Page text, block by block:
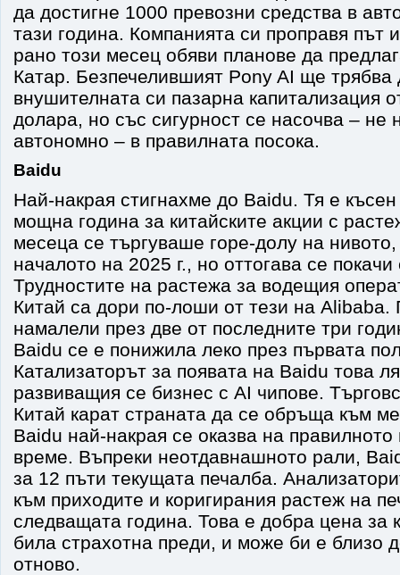
да достигне 1000 превозни средства в
тази година. Компанията си проправя път
рано този месец обяви планове да
Катар. Безпечелившият Pony AI ще трябва
внушителната си пазарна капитализация
долара, но със сигурност се насочва – не
автономно – в правилната посока.
Baidu
Най-накрая стигнахме до Baidu. Тя е късен
мощна година за китайските акции с
месеца се търгуваше горе-долу на
началото на 2025 г., но оттогава се
Трудностите на растежа за водещия
Китай са дори по-лоши от тези на Alibaba.
намалели през две от последните три
Baidu се е понижила леко през първата
Катализаторът за появата на Baidu това
развиващия се бизнес с AI чипове.
Китай карат страната да се обръща към
Baidu най-накрая се оказва на правилното
време. Въпреки неотдавнашното рали,
за 12 пъти текущата печалба.
към приходите и коригирания растеж на
следващата година. Това е добра цена за
била страхотна преди, и може би е близо
отново.